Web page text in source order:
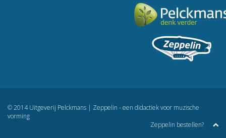
© 2014 Uitgeverij Pelckmans | Zeppelin - een didactiek voor muzische
vorming
Zeppelin bestellen?